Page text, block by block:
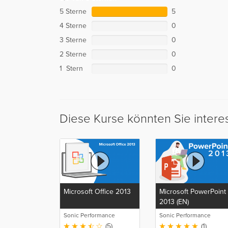
5 Sterne
5
4 Sterne
0
3 Sterne
0
2 Sterne
0
1 Stern
0
Diese Kurse könnten Sie
Microsoft Office 2013
Sonic Performance
(5)
Microsoft PowerPoint
2013 (EN)
Sonic Performance
(1)